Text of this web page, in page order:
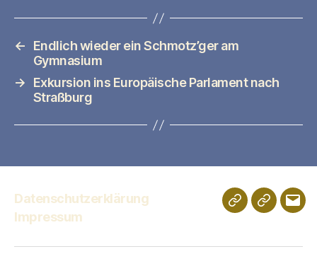
←
Endlich wieder ein Schmotz’ger am
Gymnasium
→
Exkursion ins Europäische Parlament nach
Straßburg
Datenschutzerklärung
Impressum
Schulportfolio
Digitales
E-